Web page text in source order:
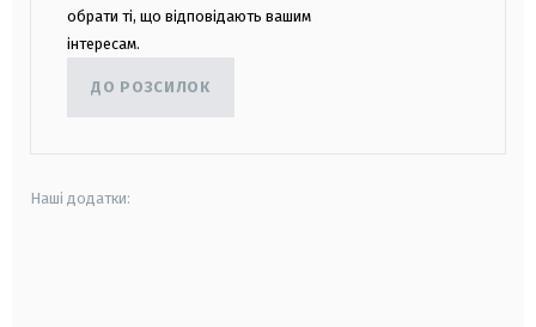
обрати ті, що відповідають вашим
інтересам.
ДО РОЗСИЛОК
Наші додатки: